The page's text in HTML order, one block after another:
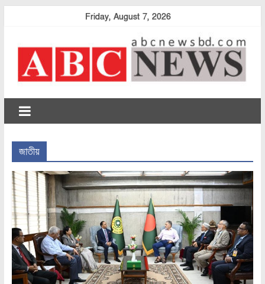
Friday, August 7, 2026
abcnewsbd
জাতীয়